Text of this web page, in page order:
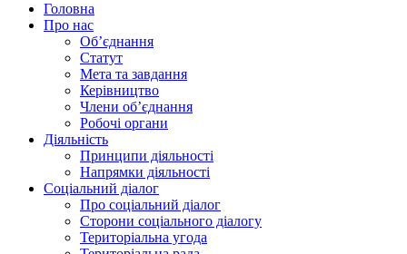
Головна
Про нас
Об’єднання
Статут
Мета та завдання
Керівництво
Члени об’єднання
Робочі органи
Діяльність
Принципи діяльності
Напрямки діяльності
Соціальний діалог
Про соціальний діалог
Сторони соціального діалогу
Територіальна угода